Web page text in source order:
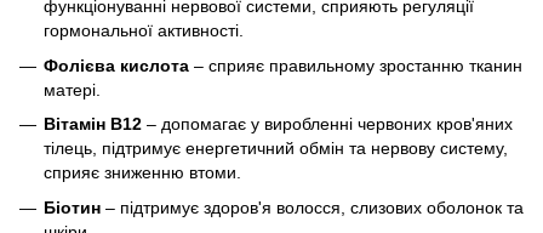
функціонуванні нервової системи, сприяють регуляції
гормональної активності.
Фолієва кислота – сприяє правильному зростанню тканин
матері.
Вітамін B12 – допомагає у виробленні червоних кров'яних
тілець, підтримує енергетичний обмін та нервову систему,
сприяє зниженню втоми.
Біотин – підтримує здоров'я волосся, слизових оболонок та